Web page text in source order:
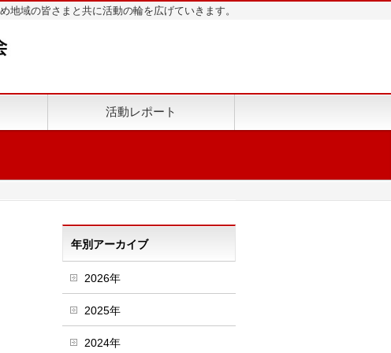
域の皆さまと共に活動の輪を広げていきます。
活動レポート
年別アーカイブ
2026年
2025年
2024年